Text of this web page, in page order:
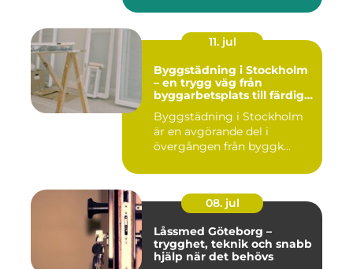
11. jul
Byggstädning i Stockholm
– en trygg väg från
byggarbetsplats till färdig
Byggstädning i Stockholm
är en avgörande del i
övergången från byggk...
08. jul
Låssmed Göteborg –
trygghet, teknik och snabb
hjälp när det behövs